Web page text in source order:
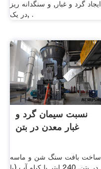
ایجاد گرد و غبار, و سنگدانه ریز
در یک, .
نسبت سیمان گرد و
غبار معدن در بتن
ساخت بافت سنگ شن و ماسه